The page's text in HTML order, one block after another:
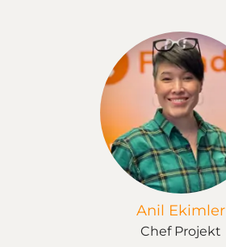
Anil Ekimler
Chef Projekt